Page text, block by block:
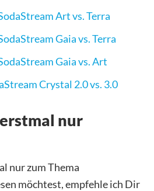
Art vs. Terra
Gaia vs. Terra
Gaia vs. Art
Crystal 2.0 vs. 3.0
nur
nur zum Thema
möchtest, empfehle ich Dir